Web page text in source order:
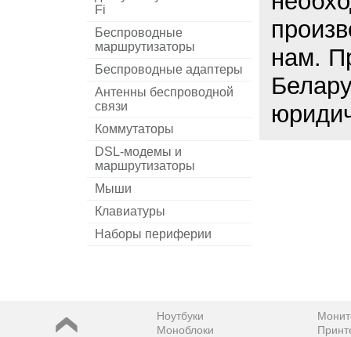
Fi
Беспроводные
маршрутизаторы
Беспроводные адаптеры
Антенны беспроводной
связи
Коммутаторы
DSL-модемы и
маршрутизаторы
Мыши
Клавиатуры
Наборы периферии
нам.
Ноутбуки
Моноблоки